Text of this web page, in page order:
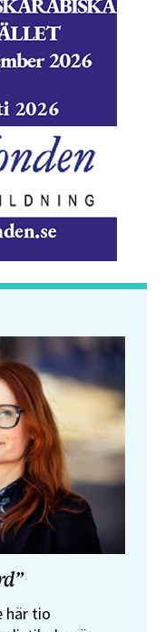
här tio